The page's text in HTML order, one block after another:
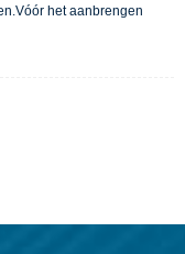
het aanbrengen
aan één uiteinde een
klinknagels aan, die goede